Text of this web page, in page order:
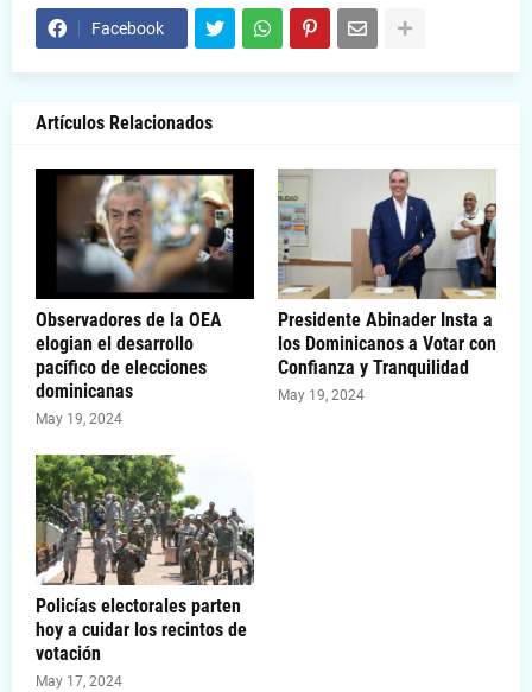
Facebook
Artículos Relacionados
Observadores de la OEA
elogian el desarrollo
pacífico de elecciones
dominicanas
May 19, 2024
Presidente Abinader Insta a
los Dominicanos a Votar con
Confianza y Tranquilidad
May 19, 2024
Policías electorales parten
hoy a cuidar los recintos de
votación
May 17, 2024